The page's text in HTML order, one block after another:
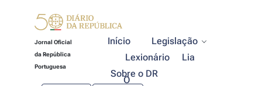
Jornal Oficial
da República
Portuguesa
Início
Legislação
Lexionário
Lia
Sobre o DR
O